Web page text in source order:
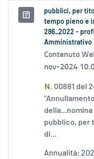
pubblici, per
tempo pieno e
286_2022 -
Amministrativo
Contenuto
nov-2024
N . 00881 del
pubblico, per
di...
Annualità: